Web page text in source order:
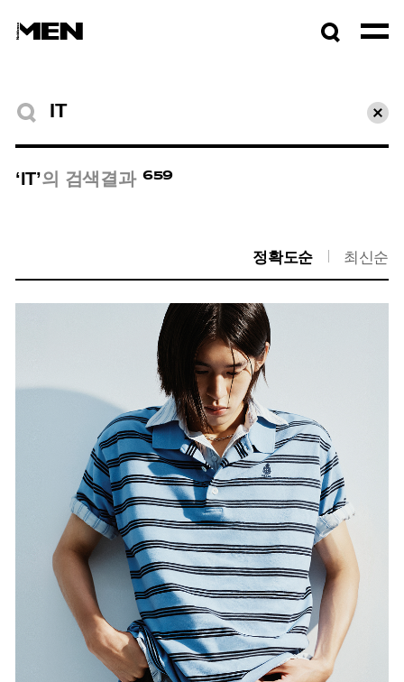
검색결과
초기
‘IT’의 검색결과 659
정확도순 최신순